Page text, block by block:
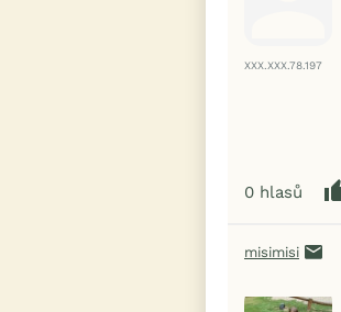
XXX.XXX.78.197
0 hlasů
misimisi